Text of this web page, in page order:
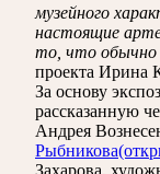
музейного
настоящие
то, что обычно
проекта Ирина
За основу
рассказанную
Андрея
Рыбникова
Захарова,